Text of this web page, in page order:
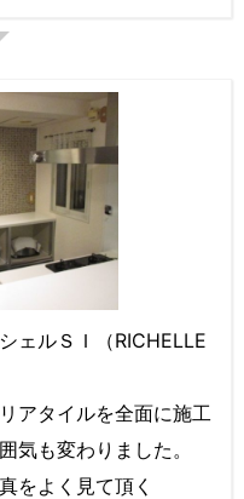
ェルＳＩ（RICHELLE
アタイルを全面に施工
気も変わりました。
をよく見て頂く